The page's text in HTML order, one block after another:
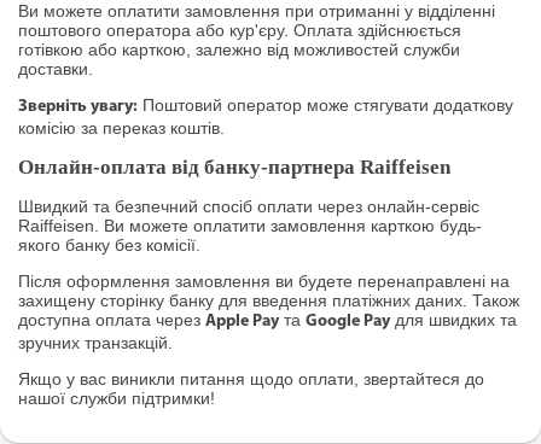
Ви можете оплатити замовлення при отриманні у відділенні
поштового оператора або кур'єру. Оплата здійснюється
готівкою або карткою, залежно від можливостей служби
доставки.
Зверніть увагу: Поштовий оператор може стягувати додаткову
комісію за переказ коштів.
Онлайн-оплата від банку-партнера Raiffeisen
Швидкий та безпечний спосіб оплати через онлайн-сервіс
Raiffeisen. Ви можете оплатити замовлення карткою будь-
якого банку без комісії.
Після оформлення замовлення ви будете перенаправлені на
захищену сторінку банку для введення платіжних даних. Також
доступна оплата через Apple Pay та Google Pay для швидких та
зручних транзакцій.
Якщо у вас виникли питання щодо оплати, звертайтеся до
нашої служби підтримки!